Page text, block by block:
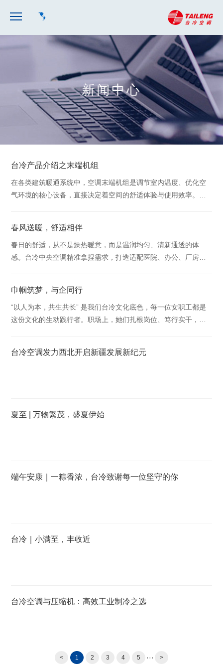
新闻中心
台冷产品介绍之末端机组
在各类建筑暖通系统中，空调末端机组是调节室内温度、优化空
气环境的核心设备，直接决定着空间的舒适体验与使用效率。台
春风送暖，舒适相伴
春日的舒适，从不是燥热暖意，而是温润均匀、清新通透的体
感。台冷中央空调精准拿捏需求，打造适配医院、办公、厂房、
巾帼筑梦，与企同行
“以人为本，共生共长” 是我们台冷文化底色，每一位女职工都是
这份文化的生动践行者。职场上，她们扎根岗位、笃行实干，以
台冷空调发力西北开启新疆发展新纪元
夏至 | 万物繁茂，盛夏伊始
端午安康｜一粽香浓，台冷致谢每一位坚守的你
台冷｜小满至，丰收近
台冷空调与压缩机：高效工业制冷之选
< 1 2 3 4 5 ··· >